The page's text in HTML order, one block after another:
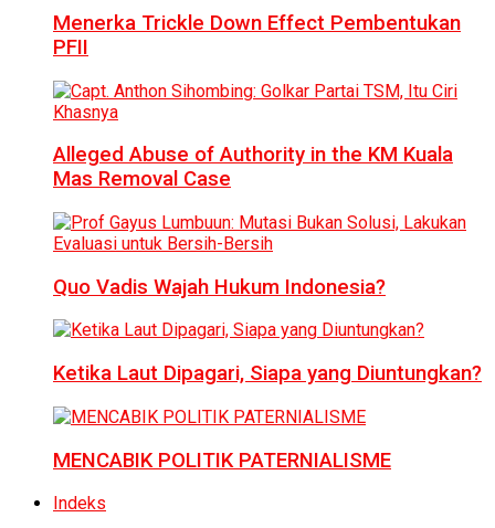
Menerka Trickle Down Effect Pembentukan
PFII
Alleged Abuse of Authority in the KM Kuala
Mas Removal Case
Quo Vadis Wajah Hukum Indonesia?
Ketika Laut Dipagari, Siapa yang Diuntungkan?
MENCABIK POLITIK PATERNIALISME
Indeks